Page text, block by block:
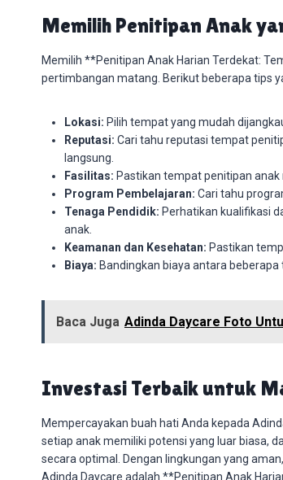
Memilih Penitipan Anak
Memilih **Penitipan Anak Harian Terdekat:
pertimbangan matang. Berikut beberapa tips
Lokasi: Pilih tempat yang mudah
Reputasi: Cari tahu reputasi tempat
langsung.
Fasilitas: Pastikan tempat penitipan
Program Pembelajaran: Cari tahu
Tenaga Pendidik: Perhatikan kualifikasi
anak.
Keamanan dan Kesehatan: Pastikan
Biaya: Bandingkan biaya antara
Baca Juga Adinda Daycare Foto
Investasi Terbaik untuk
Mempercayakan buah hati Anda kepada
setiap anak memiliki potensi yang luar biasa,
secara optimal. Dengan lingkungan yang
Adinda Daycare adalah **Penitipan Anak